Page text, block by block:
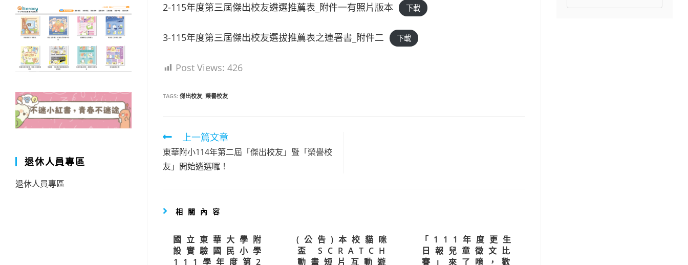
2-115年度第三屆傑出校友遴選推薦表_附件一有照片版本 下載
3-115年度第三屆傑出校友選拔推薦表之連署書_附件二 下載
Post Views: 426
TAGS: 傑出校友, 榮譽校友
Read
more
articles
上一篇文章
東華附小114年第二屆「傑出校友」暨「榮譽校
友」開始遴選囉！
相關內容
國立東華大學附
設實驗國民小學
111學年度第2
(公告)本校貓咪
盃 SCRATCH
動畫短片互動遊
「111年度更生
日報兒童徵文比
賽」來了唷，歡
退休人員專區
退休人員專區